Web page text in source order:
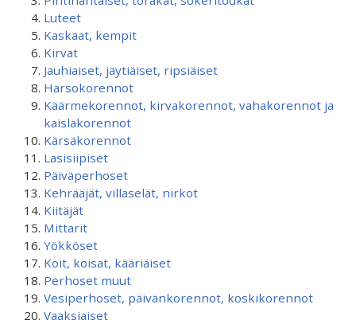
Luteet
Kaskaat, kempit
Kirvat
Jauhiaiset, jäytiäiset, ripsiäiset
Harsokorennot
Käärmekorennot, kirvakorennot, vahakorennot ja
kaislakorennot
Kärsäkorennot
Lasisiipiset
Päiväperhoset
Kehrääjät, villaselät, nirkot
Kiitäjät
Mittarit
Yökköset
Koit, koisat, kääriäiset
Perhoset muut
Vesiperhoset, päivänkorennot, koskikorennot
Vaaksiaiset